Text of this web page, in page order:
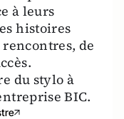
à leurs
histoires
rencontres, de
du stylo à
BIC.